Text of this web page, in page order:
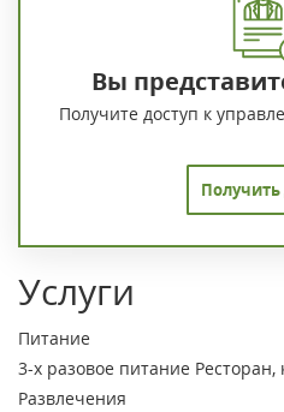
Вы
Получите доступ к
Получить
Услуги
Питание
3-х разовое питание Ресторан,
Развлечения